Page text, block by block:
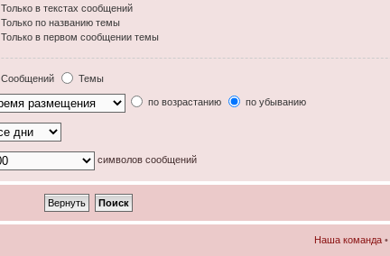
Только в текстах сообщений
Только по названию темы
Только в первом сообщении темы
Сообщений
Темы
по возрастанию по убыванию
символов сообщений
Наша команда •